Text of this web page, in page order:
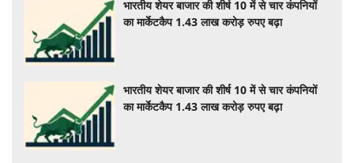
भारतीय शेयर बाजार की शीर्ष 10 में से चार कंपनियों
का मार्केटकैप 1.43 लाख करोड़ रुपए बढ़ा
भारतीय शेयर बाजार की शीर्ष 10 में से चार कंपनियों
का मार्केटकैप 1.43 लाख करोड़ रुपए बढ़ा